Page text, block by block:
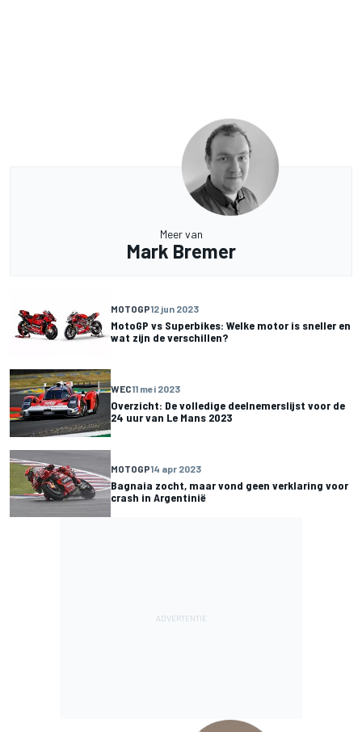
Meer van
Mark Bremer
MOTOGP12 jun 2023
MotoGP vs Superbikes: Welke motor is sneller en
wat zijn de verschillen?
WEC11 mei 2023
Overzicht: De volledige deelnemerslijst voor de
24 uur van Le Mans 2023
MOTOGP14 apr 2023
Bagnaia zocht, maar vond geen verklaring voor
crash in Argentinië